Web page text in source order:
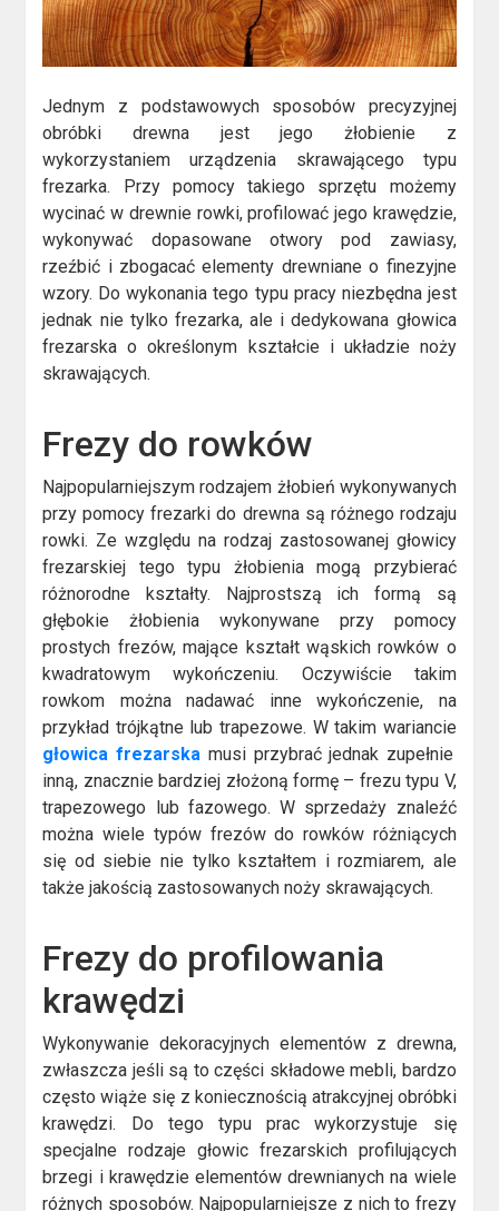
Jednym z podstawowych sposobów precyzyjnej
obróbki drewna jest jego żłobienie z
wykorzystaniem urządzenia skrawającego typu
frezarka. Przy pomocy takiego sprzętu możemy
wycinać w drewnie rowki, profilować jego krawędzie,
wykonywać dopasowane otwory pod zawiasy,
rzeźbić i zbogacać elementy drewniane o finezyjne
wzory. Do wykonania tego typu pracy niezbędna jest
jednak nie tylko frezarka, ale i dedykowana głowica
frezarska o określonym kształcie i układzie noży
skrawających.
Frezy do rowków
Najpopularniejszym rodzajem żłobień wykonywanych
przy pomocy frezarki do drewna są różnego rodzaju
rowki. Ze względu na rodzaj zastosowanej głowicy
frezarskiej tego typu żłobienia mogą przybierać
różnorodne kształty. Najprostszą ich formą są
głębokie żłobienia wykonywane przy pomocy
prostych frezów, mające kształt wąskich rowków o
kwadratowym wykończeniu. Oczywiście takim
rowkom można nadawać inne wykończenie, na
przykład trójkątne lub trapezowe. W takim wariancie
głowica frezarska musi przybrać jednak zupełnie
inną, znacznie bardziej złożoną formę – frezu typu V,
trapezowego lub fazowego. W sprzedaży znaleźć
można wiele typów frezów do rowków różniących
się od siebie nie tylko kształtem i rozmiarem, ale
także jakością zastosowanych noży skrawających.
Frezy do profilowania
krawędzi
Wykonywanie dekoracyjnych elementów z drewna,
zwłaszcza jeśli są to części składowe mebli, bardzo
często wiąże się z koniecznością atrakcyjnej obróbki
krawędzi. Do tego typu prac wykorzystuje się
specjalne rodzaje głowic frezarskich profilujących
brzegi i krawędzie elementów drewnianych na wiele
różnych sposobów. Najpopularniejsze z nich to frezy